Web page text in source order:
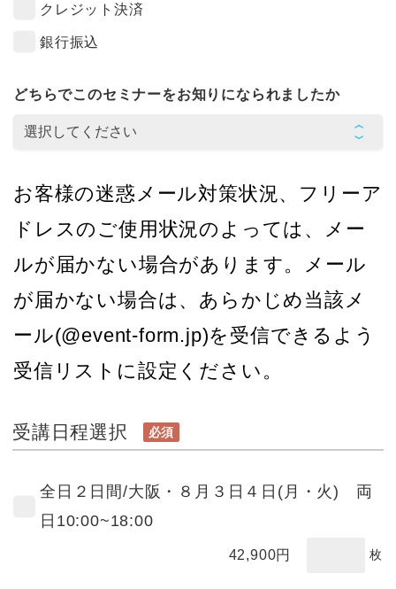
クレジット決済
銀行振込
どちらでこのセミナーをお知りになられましたか
お客様の迷惑メール対策状況、フリーア
ドレスのご使用状況のよっては、メー
ルが届かない場合があります。メール
が届かない場合は、あらかじめ当該メ
ール(@event-form.jp)を受信できるよう
受信リストに設定ください。
受講日程選択 必須
全日２日間/大阪・８月３日４日(月・火) 両
日10:00~18:00
42,900円 枚